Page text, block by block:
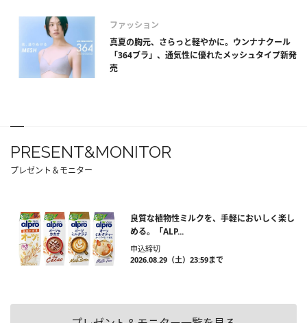
ファッション
真夏の胸元、さらっと軽やかに。ウンナナクール
「364ブラ」、通気性に優れたメッシュタイプ新発
売
PRESENT&MONITOR
プレゼント＆モニター
良質な植物性ミルクを、手軽においしく楽し
める。「ALP...
申込締切
2026.08.29（土）23:59まで